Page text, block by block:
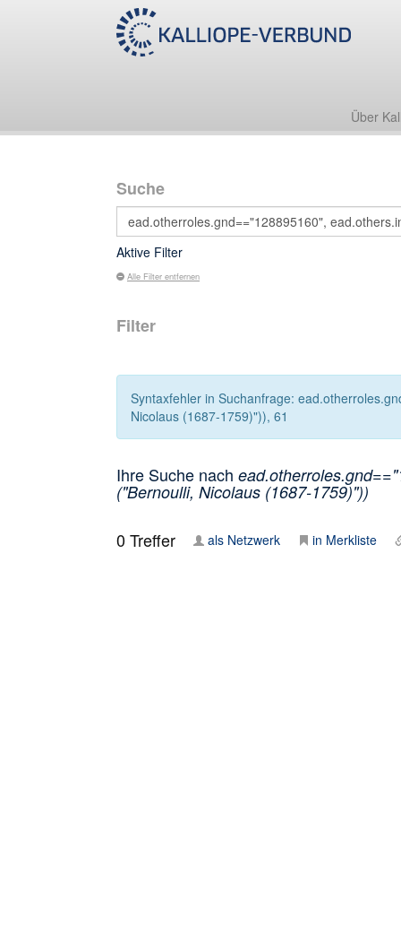
Über
Suche
Aktive Filter
Alle Filter entfernen
Filter
Syntaxfehler in Suchanfrage:
Nicolaus (1687-1759)")), 61
Ihre Suche nach
("Bernoulli, Nicolaus (1687-1759)"))
0Treffer als Netzwerk in Merkliste